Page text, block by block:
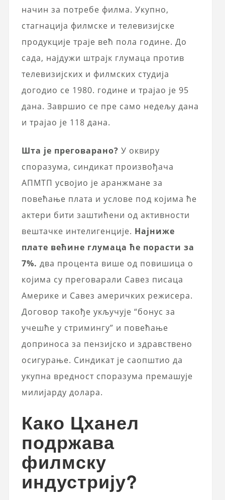
начин за потребе филма. Укупно,
стагнација филмске и телевизијске
продукције траје већ пола године. До
сада, најдужи штрајк глумаца против
телевизијских и филмских студија
догодио се 1980. године и трајао је 95
дана. Завршио се пре само недељу дана
и трајао је 118 дана.
Шта је преговарано? У оквиру
споразума, синдикат произвођача
АПМТП усвојио је аранжмане за
повећање плата и услове под којима ће
актери бити заштићени од активности
вештачке интелигенције. Најниже
плате већине глумаца ће порасти за
7%. два процента више од повишица о
којима су преговарали Савез писаца
Америке и Савез америчких режисера.
Договор такође укључује “бонус за
учешће у стримингу” и повећање
доприноса за пензијско и здравствено
осигурање. Синдикат је саопштио да
укупна вредност споразума премашује
милијарду долара.
Како Цханел
подржава
филмску
индустрију?